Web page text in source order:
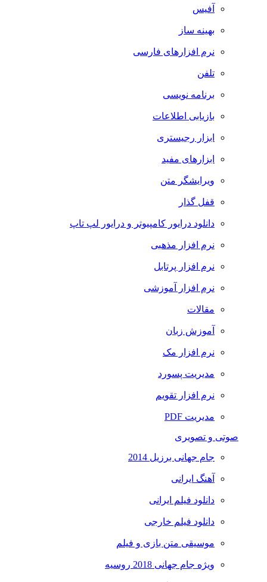
آفیس
بهینه ساز
نرم افزارهای فارسی
تلفن
برنامه نویسی
بازیابی اطلاعات
ابزار رجیستری
ابزارهای مفید
ویرایشگر متن
قفل گذار
دانلود درایور کامپیوتر و درایور لپ تاپ
نرم افزار مذهبی
نرم افزار پرتابل
نرم افزار آموزشی
مقالات
آموزش زبان
نرم افزار مک
مدیریت پسورد
نرم افزار تقویم
مدیریت PDF
صوتی و تصویری
جام جهانی برزیل 2014
آهنگ ایرانی
دانلود فیلم ایرانی
دانلود فیلم خارجی
موسیقی متن بازی و فیلم
ویژه جام جهانی 2018 روسیه